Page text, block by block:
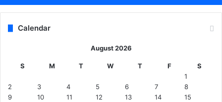
Calendar
August 2026
S M T W T F
S
1
2
3 4 5 6 7
8
9
10 11 12 13 14
15